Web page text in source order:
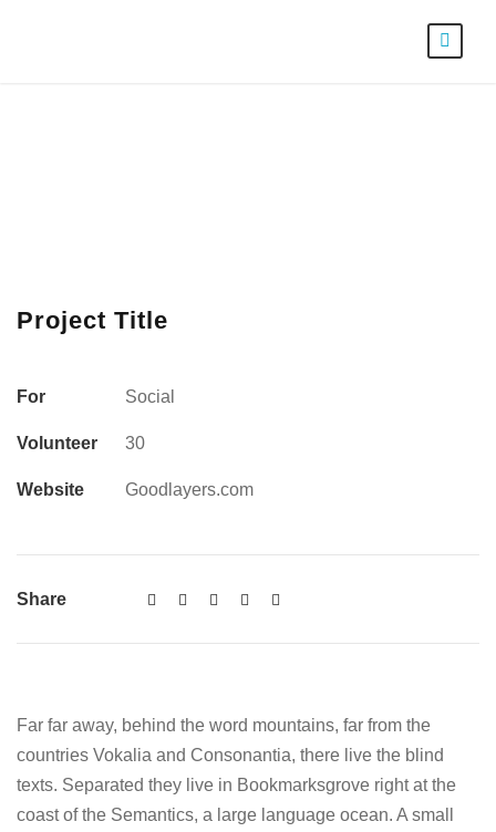
Project Title
For Social
Volunteer 30
Website Goodlayers.com
Share
Far far away, behind the word mountains, far from the
countries Vokalia and Consonantia, there live the blind
texts. Separated they live in Bookmarksgrove right at the
coast of the Semantics, a large language ocean. A small